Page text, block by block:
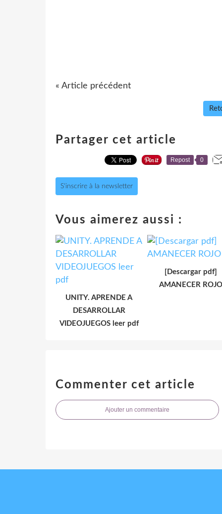
« Article précédent
Partager cet article
Repost 0
S'inscrire à la newsletter
Vous aimerez aussi :
UNITY. APRENDE A
DESARROLLAR
VIDEOJUEGOS leer pdf
[Descargar pdf]
AMANECER ROJO
Commenter cet article
Ajouter un commentaire